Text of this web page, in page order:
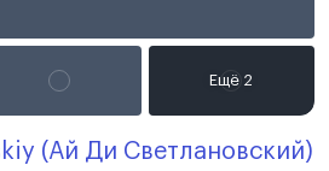
(Ай Ди Светлановский)